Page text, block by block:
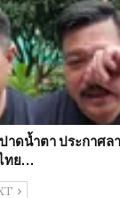
าดน้ำตา ประกาศลา
ทย…